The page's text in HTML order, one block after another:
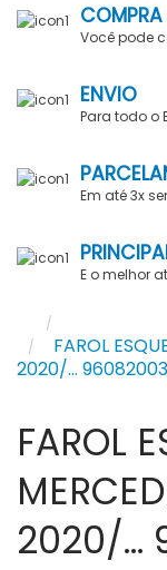
COMPRA
Você pode
ENVIO
Para todo o
Em até 3x
E o melhor
FAROL
2020/...
FAROL
2020/...